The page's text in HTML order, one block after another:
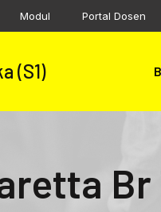
Modul Portal Dosen
(S1)